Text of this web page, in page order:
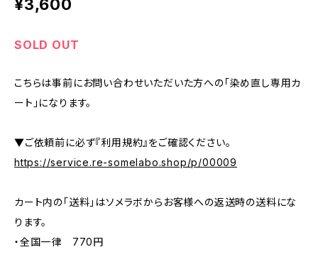
¥3,600
SOLD OUT
こちらは事前にお問い合わせいただいた方への「染め直し専用カ
ート」になります。
▼ご依頼前に必ず『利用規約』をご確認ください。
https://service.re-somelabo.shop/p/00009
カート内の「送料」はソメラボからお客様への返送時の送料にな
ります。
・全国一律 770円